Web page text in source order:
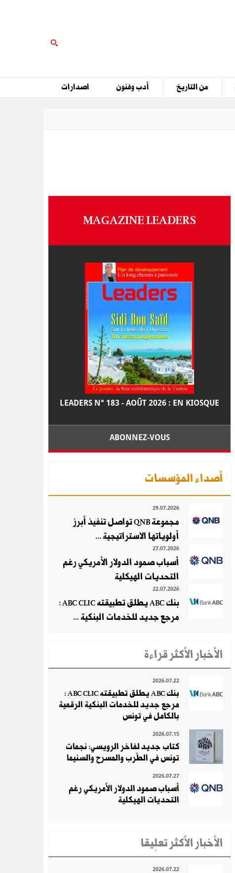
من التاريخ أدب وفنون اصدارات
MAGAZINE LEADERS
LEADERS N° 183 - AOÛT 2026 : EN KIOSQUE
ABONNEZ-VOUS
أصداء المؤسسات
29.07.2026
مجموعة QNB تواصل تنفيذ أبرز
أولوياتها الاستراتيجية ...
27.07.2026
أسباب صمود الدولار الأمريكي رغم
التحديات الهيكلية
22.07.2026
بنك ABC يطلق تطبيقته ABC CLIC :
مرجع جديد للخدمات البنكية ...
الأخبار الأكثر قراءة
2026.07.22
بنك ABC يطلق تطبيقته ABC CLIC :
مرجع جديد للخدمات البنكية الرقمية
بالكامل في تونس
2026.07.15
كتاب جديد لفاخر الرويسي: نجمات
تونس في الطّرب والمسرح والسنيما
2026.07.27
أسباب صمود الدولار الأمريكي رغم
التحديات الهيكلية
الأخبار الأكثر تعلِيقا
2026.07.22